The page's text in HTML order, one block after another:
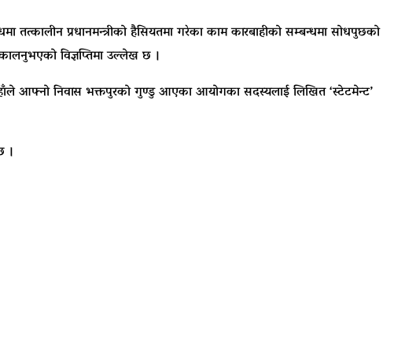
प्रधानमन्त्रीको हैसियतमा गरेका काम कारबाहीको सम्बन्धमा सोधपुछको
विज्ञप्तिमा उल्लेख छ ।
आफ्नो निवास भक्तपुरको गुण्डु आएका आयोगका सदस्यलाई लिखित ‘स्टेटमेन्ट’
।